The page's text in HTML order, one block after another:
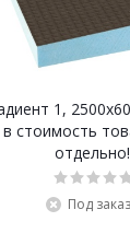
1,
стоимость
Под заказ